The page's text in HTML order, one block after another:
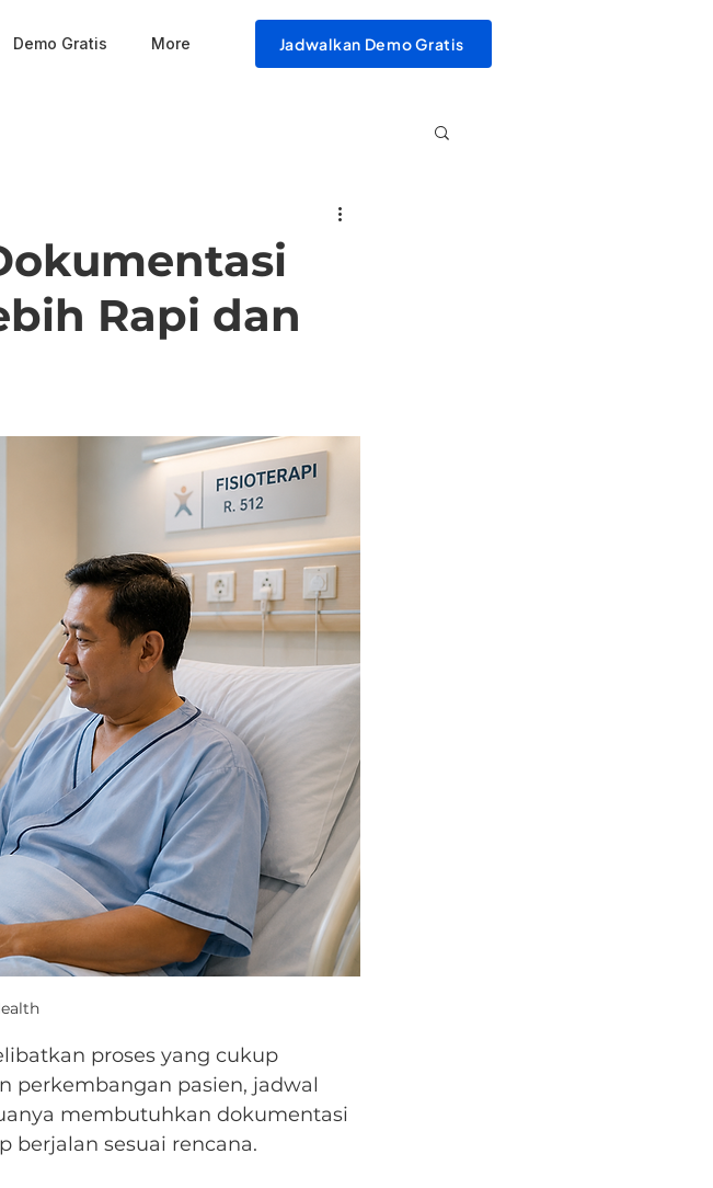
Demo Gratis More Jadwalkan Demo Gratis
Rapi dan
proses yang cukup
perkembangan pasien, jadwal
membutuhkan dokumentasi
berjalan sesuai rencana.